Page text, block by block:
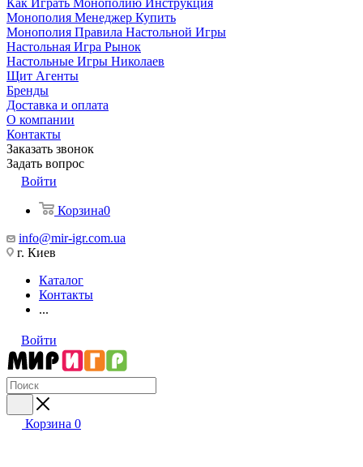
Как Играть Монополию Инструкция
Монополия Менеджер Купить
Монополия Правила Настольной Игры
Настольная Игра Рынок
Настольные Игры Николаев
Щит Агенты
Бренды
Доставка и оплата
О компании
Контакты
Заказать звонок
Задать вопрос
Войти
Корзина0
info@mir-igr.com.ua
г. Киев
Каталог
Контакты
...
Войти
Корзина 0